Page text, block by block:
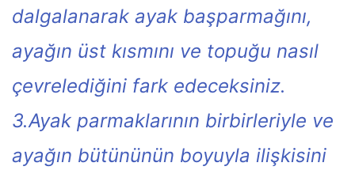
dalgalanarak ayak başparmağını,
ayağın üst kısmını ve topuğu nasıl
çevrelediğini fark edeceksiniz.
3.Ayak parmaklarının birbirleriyle ve
ayağın bütününün boyuyla ilişkisini